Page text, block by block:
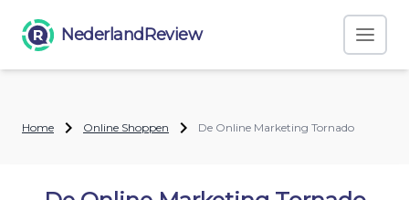
NederlandReview
Home Online Shoppen De Online Marketing Tornado